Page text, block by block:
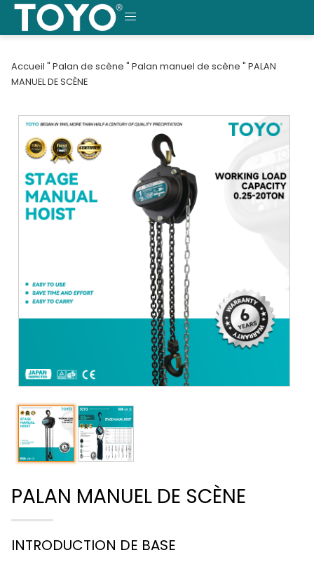
Skip
content
MENU
Accueil " Palan de scène " Palan manuel de scène " PALAN
MANUEL DE SCÈNE
PALAN MANUEL DE SCÈNE
INTRODUCTION DE BASE